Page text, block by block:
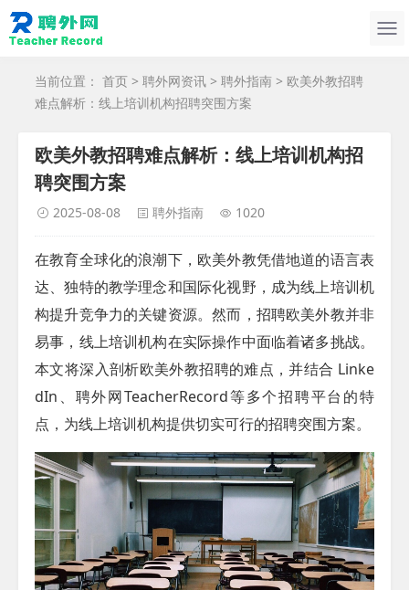
当前位置： 首页 > 聘外网资讯 > 聘外指南 > 欧美外教招聘
难点解析：线上培训机构招聘突围方案
欧美外教招聘难点解析：线上培训机构招
聘突围方案
2025-08-08 聘外指南 1020
在教育全球化的浪潮下，欧美外教凭借地道的语言表
达、独特的教学理念和国际化视野，成为线上培训机
构提升竞争力的关键资源。然而，招聘欧美外教并非
易事，线上培训机构在实际操作中面临着诸多挑战。
本文将深入剖析欧美外教招聘的难点，并结合 Linke
dIn、聘外网TeacherRecord等多个招聘平台的特
点，为线上培训机构提供切实可行的招聘突围方案。​